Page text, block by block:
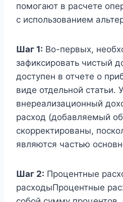
помогают в расчете
с использованием
Шаг 1: Во-первых,
зафиксировать чистый
доступен в отчете о
виде отдельной статьи.
внереализационный
расход (добавляемый
скорректированы,
являются частью
Шаг 2: Процентные
расходыПроцентные